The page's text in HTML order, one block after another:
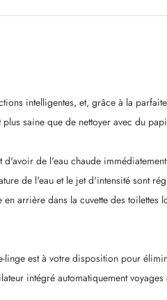
intelligentes, et, grâce à la
saine que de nettoyer avec du
de l'eau chaude
de l'eau et le jet d'intensité sont
arrière dans la cuvette des toilettes
est à votre disposition pour
intégré automatiquement